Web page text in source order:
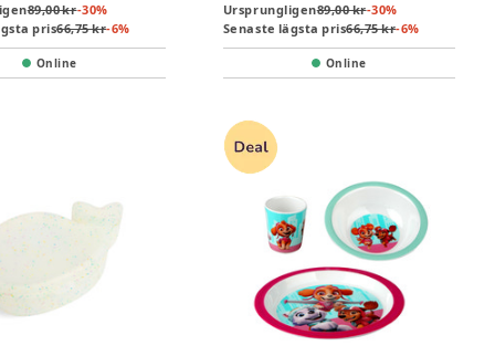
89,00 kr-30%
pris66,75 kr-6%
Online
Ursprungligen89,00 kr-30%
Senaste lägsta pris66,75 kr-6%
Online